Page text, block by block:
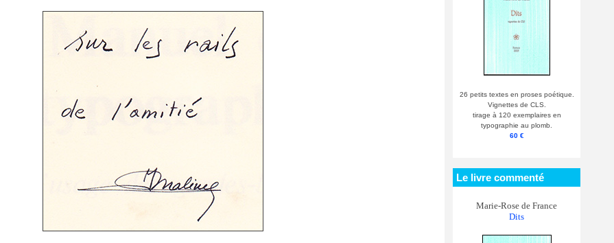
26 petits textes en proses poétique.
Vignettes de CLS.
tirage à 120 exemplaires en
typographie au plomb.
60 €
Le livre commenté
Marie-Rose de France
Dits